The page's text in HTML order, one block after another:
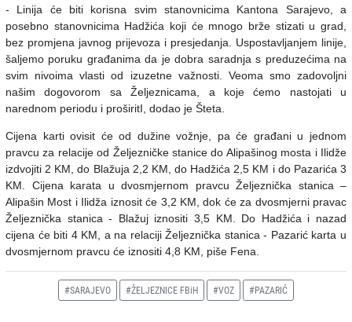
- Linija će biti korisna svim stanovnicima Kantona Sarajevo, a
posebno stanovnicima Hadžića koji će mnogo brže stizati u grad,
bez promjena javnog prijevoza i presjedanja. Uspostavljanjem linije,
šaljemo poruku građanima da je dobra saradnja s preduzećima na
svim nivoima vlasti od izuzetne važnosti. Veoma smo zadovoljni
našim dogovorom sa Željeznicama, a koje ćemo nastojati u
narednom periodu i proširitI, dodao je Šteta.
Cijena karti ovisit će od dužine vožnje, pa će građani u jednom
pravcu za relacije od Željezničke stanice do Alipašinog mosta i Ilidže
izdvojiti 2 KM, do Blažuja 2,2 KM, do Hadžića 2,5 KM i do Pazarića 3
KM. Cijena karata u dvosmjernom pravcu Željeznička stanica –
Alipašin Most i Ilidža iznosit će 3,2 KM, dok će za dvosmjerni pravac
Željeznička stanica - Blažuj iznositi 3,5 KM. Do Hadžića i nazad
cijena će biti 4 KM, a na relaciji Željeznička stanica - Pazarić karta u
dvosmjernom pravcu će iznositi 4,8 KM, piše Fena.
#SARAJEVO #ŽELJEZNICE FBiH #VOZ #PAZARIĆ